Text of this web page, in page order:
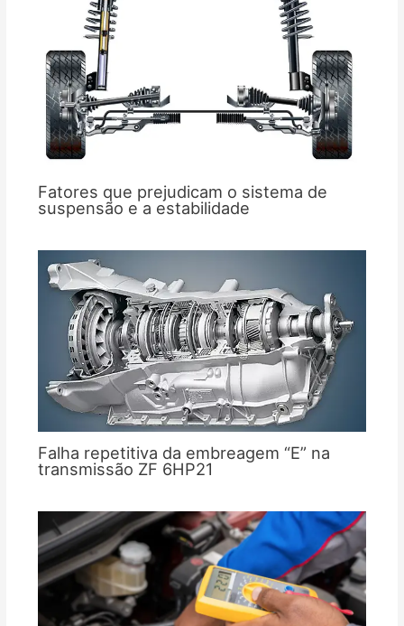
Fatores que prejudicam o sistema de
suspensão e a estabilidade
Falha repetitiva da embreagem “E” na
transmissão ZF 6HP21